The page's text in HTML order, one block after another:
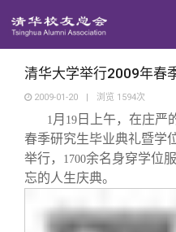
地区联络
年级联络
专业委员会
回馈母校
捐赠项目
捐赠纪事
媒体平台
《水木清
清华人物
校友服务
清华大学举行2009年春
2009-01-20 | 浏览 1594次
1 月 19 日上午，在庄严
春季研究生毕业典礼暨学
举行，
1700余名身穿学位
忘的人生庆典。